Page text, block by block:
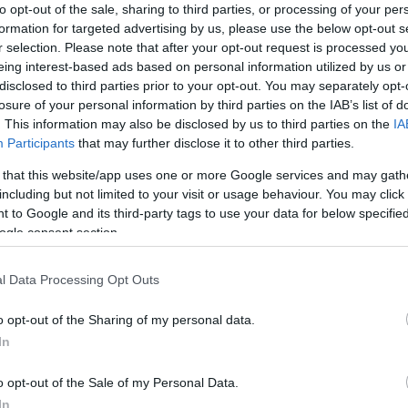
opt-out of the sale, sharing to third parties, or processing of your
for targeted advertising by us, please use the below opt-out
selection. Please note that after your opt-out request is processed
interest-based ads based on personal information utilized by us
to third parties prior to your opt-out. You may separately
of your personal information by third parties on the IAB’s list of
This information may also be disclosed by us to third parties on the
Participants that may further disclose it to other third parties.
that this website/app uses one or more Google services and may
but not limited to your visit or usage behaviour. You may
to Google and its third-party tags to use your data for below
consent section.
Data Processing Opt Outs
opt-out of the Sharing of my personal data.
opt-out of the Sale of my Personal Data.
0
TEREPRALLY
Meglepetés szakaszeredmények,
kettős Ford-vezetés a Dakar 9.
szakasza után
Hund Gábor - 2026. január 13. 0